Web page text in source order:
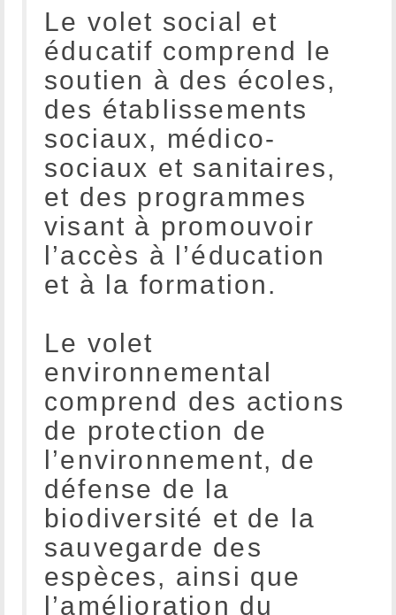
Le volet social et
éducatif comprend le
soutien à des écoles,
des établissements
sociaux, médico-
sociaux et sanitaires,
et des programmes
visant à promouvoir
l’accès à l’éducation
et à la formation.
Le volet
environnemental
comprend des actions
de protection de
l’environnement, de
défense de la
biodiversité et de la
sauvegarde des
espèces, ainsi que
l’amélioration du